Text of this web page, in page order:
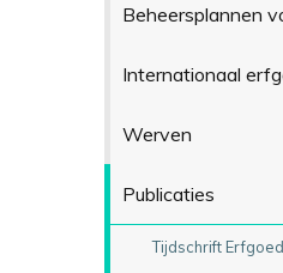
Beheersplannen
Internationaal
Werven
Publicaties
Tijdschrift